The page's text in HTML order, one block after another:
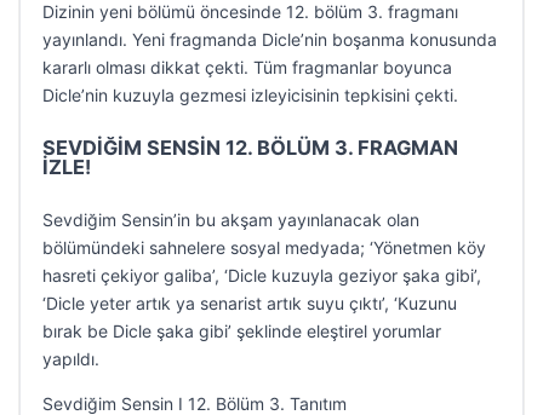
Dizinin yeni bölümü öncesinde 12. bölüm 3. fragmanı
yayınlandı. Yeni fragmanda Dicle’nin boşanma konusunda
kararlı olması dikkat çekti. Tüm fragmanlar boyunca
Dicle’nin kuzuyla gezmesi izleyicisinin tepkisini çekti.
SEVDİĞİM SENSİN 12. BÖLÜM 3. FRAGMAN
İZLE!
Sevdiğim Sensin’in bu akşam yayınlanacak olan
bölümündeki sahnelere sosyal medyada; ‘Yönetmen köy
hasreti çekiyor galiba’, ‘Dicle kuzuyla geziyor şaka gibi’,
‘Dicle yeter artık ya senarist artık suyu çıktı’, ‘Kuzunu
bırak be Dicle şaka gibi’ şeklinde eleştirel yorumlar
yapıldı.
Sevdiğim Sensin I 12. Bölüm 3. Tanıtım